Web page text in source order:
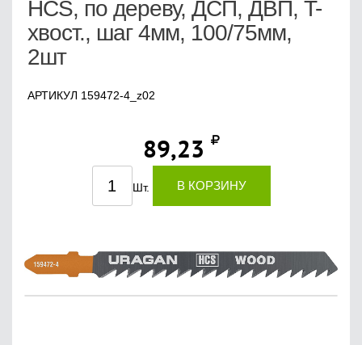
HCS, по дереву, ДСП, ДВП, T-
хвост., шаг 4мм, 100/75мм,
2шт
АРТИКУЛ 159472-4_z02
89,23
Шт. В КОРЗИНУ